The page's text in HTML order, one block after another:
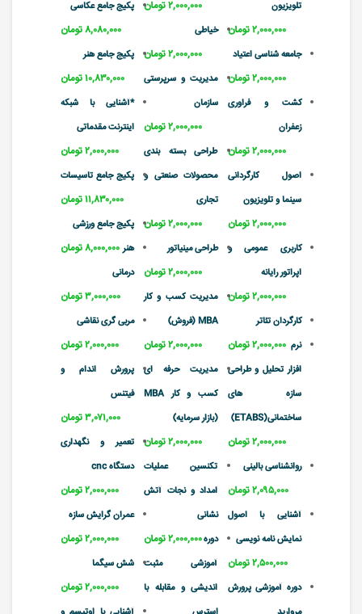
تلویزیون
۲,۰۰۰,۰۰۰ تومان
جامعه شناسی اعتیاد
۲,۰۰۰,۰۰۰ تومان
کشت و فراوری
زعفران
۲,۰۰۰,۰۰۰ تومان
اصول کارگردانی
سینما و تلویزیون
۲,۰۰۰,۰۰۰ تومان
کاربری عمومی و
اپراتور رایانه
۲,۰۰۰,۰۰۰ تومان
کارگردان تئاتر
۲,۰۰۰,۰۰۰ تومان نرم
افزار تحلیل و طراحی
سازه های
ساختمانی(ETABS)
۲,۰۰۰,۰۰۰ تومان
روانشناسی بالینی
۲,۰۹۵,۰۰۰ تومان
آشنایی با اصول
نمایش نامه نویسی
۲,۵۰۰,۰۰۰ تومان
دوره آموزشی پرورش
۲,۰۰۰,۰۰۰ تومان
خیاطی
۲,۰۰۰,۰۰۰ تومان
مدیریت و سرپرستی
سازمان
۲,۰۰۰,۰۰۰ تومان
طراحی بسته بندی
محصولات صنعتی و
تجاری
۲,۰۰۰,۰۰۰ تومان
طراحی مینیاتور
۲,۰۰۰,۰۰۰ تومان
مدیریت کسب و کار
MBA (فروش)
۲,۰۰۰,۰۰۰ تومان
مدیریت حرفه ای
کسب و کار MBA
(بازار سرمایه)
۲,۰۰۰,۰۰۰ تومان
تکنسین عملیات
امداد و نجات آتش
نشانی
۲,۰۰۰,۰۰۰ توماندوره
آموزشی مثبت
اندیشی و مقابله با
پکیج جامع عکاسی
۸,۰۸۰,۰۰۰ تومان
پکیج جامع هنر
۱۰,۸۳۰,۰۰۰ تومان
*آشنایی با شبکه
اینترنت مقدماتی
۲,۰۰۰,۰۰۰ تومان
پکیج جامع تاسیسات
۱۱,۸۳۰,۰۰۰ تومان
پکیج جامع ورزشی
۸,۰۰۰,۰۰۰ تومان هنر
درمانی
۳,۰۰۰,۰۰۰ تومان
مربی گری نقاشی
۲,۰۰۰,۰۰۰ تومان
پرورش اندام و
فیتنس
۳,۰۷۱,۰۰۰ تومان
تعمیر و نگهداری
دستگاه cnc
۲,۰۰۰,۰۰۰ تومان
عمران گرایش سازه
۲,۰۰۰,۰۰۰ تومان
شش سیگما
۲,۰۰۰,۰۰۰ تومان